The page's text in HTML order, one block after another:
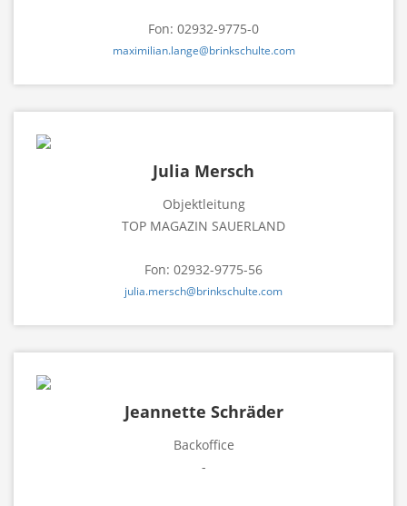
Fon: 02932-9775-0
maximilian.lange@brinkschulte.com
Julia Mersch
Objektleitung
TOP MAGAZIN SAUERLAND
Fon: 02932-9775-56
julia.mersch@brinkschulte.com
Jeannette Schräder
Backoffice
-